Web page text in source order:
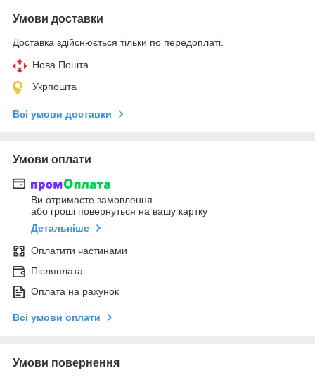
Умови доставки
Доставка здійснюється тільки по передоплаті.
Нова Пошта
Укрпошта
Всі умови доставки
Умови оплати
Ви отримаєте замовлення
або гроші повернуться на вашу картку
Детальніше
Оплатити частинами
Післяплата
Оплата на рахунок
Всі умови оплати
Умови повернення